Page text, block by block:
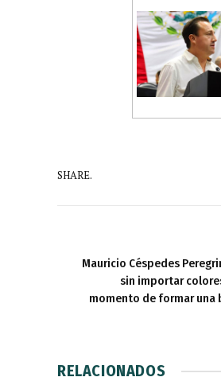
SHARE.
Mauricio Céspedes
sin importar
momento de formar una
RELACIONADOS